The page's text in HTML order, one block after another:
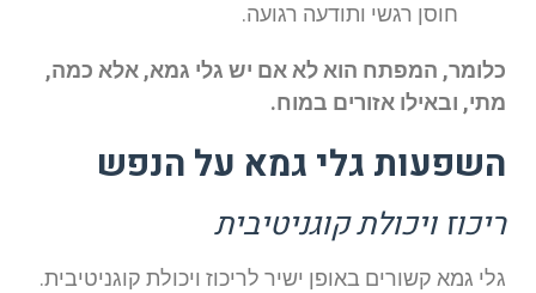
חוסן רגשי ותודעה רגועה.
כלומר, המפתח הוא לא אם יש גלי גמא, אלא כמה,
מתי, ובאילו אזורים במוח.
השפעות גלי גמא על הנפש
ריכוז ויכולת קוגניטיבית
גלי גמא קשורים באופן ישיר לריכוז ויכולת קוגניטיבית.